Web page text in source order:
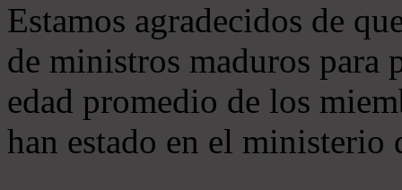
Estamos agradecidos de
de ministros maduros
edad promedio de los
han estado en el ministerio